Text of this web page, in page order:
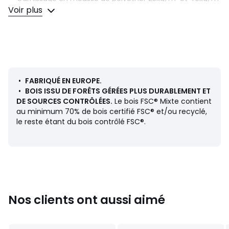
• Fixation murale conseillée (vis non fournies)
Dimensions et poids des colis
1 colis
Taille 140 cm
• L147 x H8 x P119 cm, 23 kg
Taille 200 cm
• L206 x H7 x P120 cm, 33 kg
Voir plus
• FABRIQUÉ EN EUROPE.
• BOIS ISSU DE FORÊTS GÉRÉES PLUS DURABLEMENT ET
DE SOURCES CONTRÔLÉES. Le bois FSC® Mixte contient
au minimum 70% de bois certifié FSC® et/ou recyclé,
le reste étant du bois contrôlé FSC®.
Nos clients ont aussi aimé